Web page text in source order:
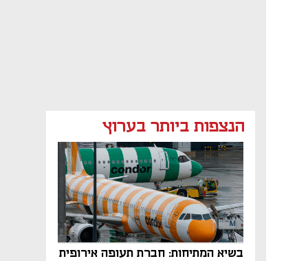
הנצפות ביותר בערוץ
בשיא המתיחות: חברת תעופה אירופית